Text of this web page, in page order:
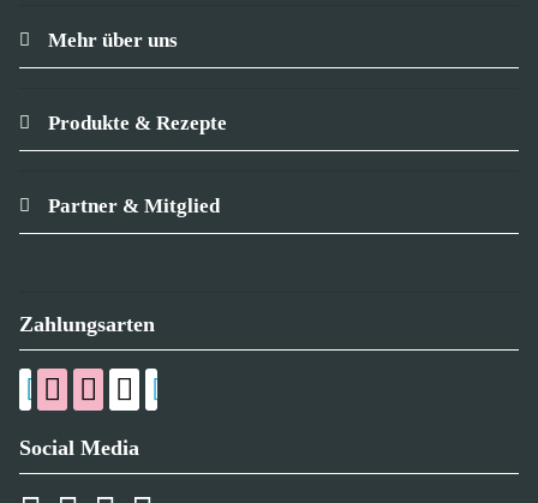
Mehr über uns
Produkte & Rezepte
Partner & Mitglied
Zahlungsarten
Social Media